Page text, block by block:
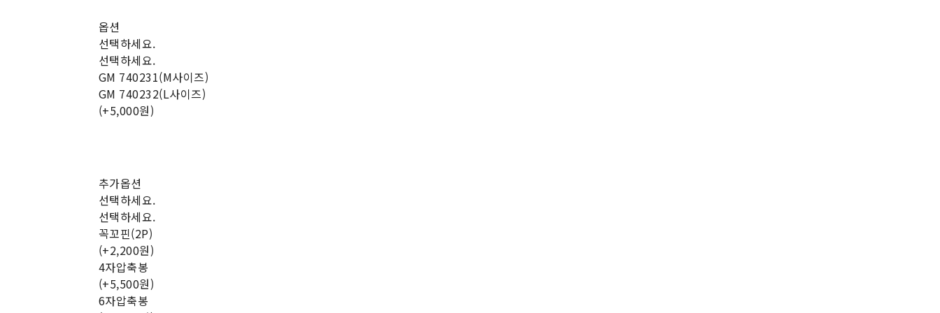
옵션
선택하세요.
선택하세요.
GM 740231(M사이즈)
GM 740232(L사이즈)
(+5,000원)
추가옵션
선택하세요.
선택하세요.
꼭꼬핀(2P)
(+2,200원)
4자압축봉
(+5,500원)
6자압축봉